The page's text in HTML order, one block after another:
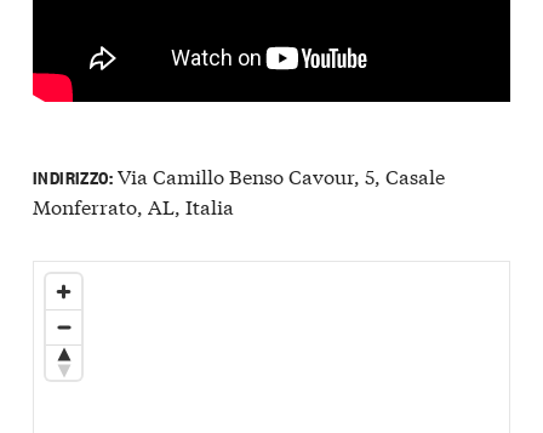
INDIRIZZO:Via Camillo Benso Cavour, 5, Casale
Monferrato, AL, Italia